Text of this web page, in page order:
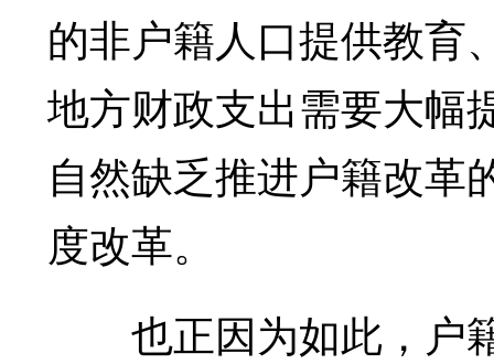
的非户籍人口提供教育
地方财政支出需要大幅
自然缺乏推进户籍改革
度改革。
也正因为如此，户